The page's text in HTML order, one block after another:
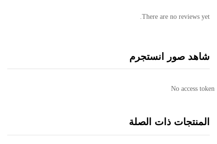
There are no reviews yet.
شاهد صور انستجرم
No access token
المنتجات ذات الصلة